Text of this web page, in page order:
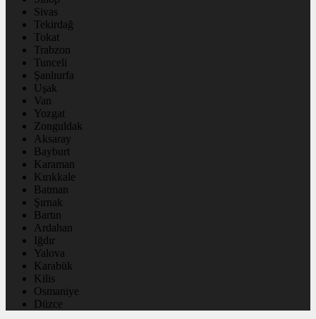
Sivas
Tekirdağ
Tokat
Trabzon
Tunceli
Şanlıurfa
Uşak
Van
Yozgat
Zonguldak
Aksaray
Bayburt
Karaman
Kırıkkale
Batman
Şırnak
Bartın
Ardahan
Iğdır
Yalova
Karabük
Kilis
Osmaniye
Düzce